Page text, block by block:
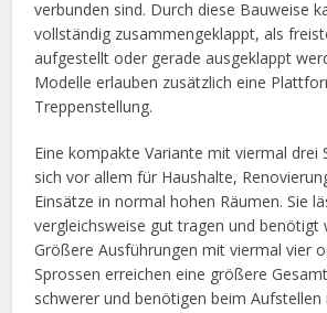
verbunden sind. Durch diese Bauweise
vollständig zusammengeklappt, als
aufgestellt oder gerade ausgeklappt
Modelle erlauben zusätzlich eine
Treppenstellung.
Eine kompakte Variante mit viermal drei
sich vor allem für Haushalte,
Einsätze in normal hohen Räumen. Sie
vergleichsweise gut tragen und benötigt
Größere Ausführungen mit viermal vier
Sprossen erreichen eine größere
schwerer und benötigen beim Aufstellen